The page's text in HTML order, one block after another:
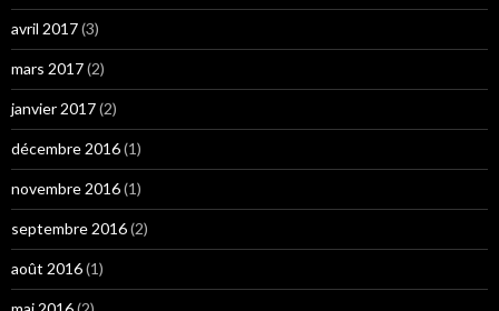
avril 2017(3)
mars 2017(2)
janvier 2017(2)
décembre 2016(1)
novembre 2016(1)
septembre 2016(2)
août 2016(1)